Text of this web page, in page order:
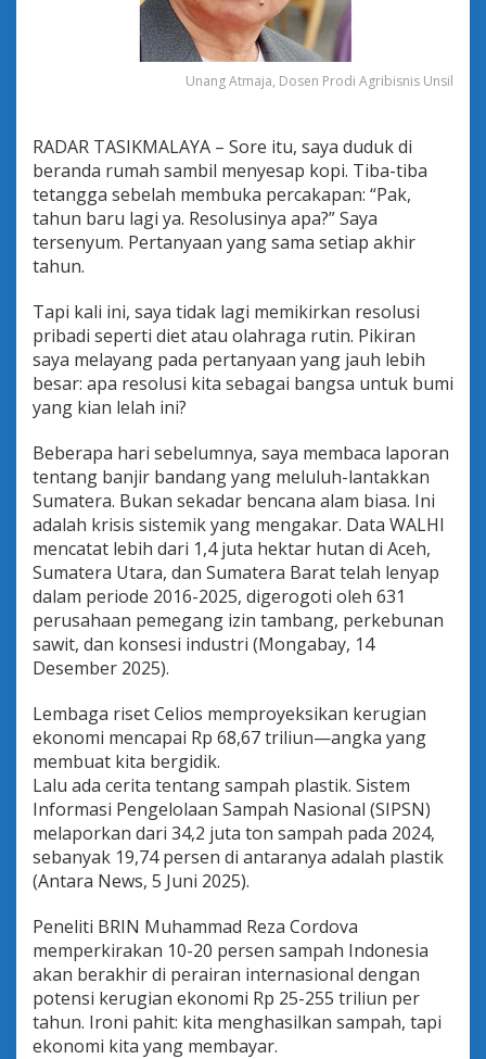
b
a
n
g
U
n
g
k
o
l
s
K
t
Unang Atmaja, Dosen Prodi Agribisnis Unsil
RADAR TASIKMALAYA – Sore itu, saya duduk di
beranda rumah sambil menyesap kopi. Tiba-tiba
tetangga sebelah membuka percakapan: “Pak,
tahun baru lagi ya. Resolusinya apa?” Saya
tersenyum. Pertanyaan yang sama setiap akhir
tahun.
Tapi kali ini, saya tidak lagi memikirkan resolusi
pribadi seperti diet atau olahraga rutin. Pikiran
saya melayang pada pertanyaan yang jauh lebih
besar: apa resolusi kita sebagai bangsa untuk bumi
yang kian lelah ini?
Beberapa hari sebelumnya, saya membaca laporan
tentang banjir bandang yang meluluh-lantakkan
Sumatera. Bukan sekadar bencana alam biasa. Ini
adalah krisis sistemik yang mengakar. Data WALHI
mencatat lebih dari 1,4 juta hektar hutan di Aceh,
Sumatera Utara, dan Sumatera Barat telah lenyap
dalam periode 2016-2025, digerogoti oleh 631
perusahaan pemegang izin tambang, perkebunan
sawit, dan konsesi industri (Mongabay, 14
Desember 2025).
Lembaga riset Celios memproyeksikan kerugian
ekonomi mencapai Rp 68,67 triliun—angka yang
membuat kita bergidik.
Lalu ada cerita tentang sampah plastik. Sistem
Informasi Pengelolaan Sampah Nasional (SIPSN)
melaporkan dari 34,2 juta ton sampah pada 2024,
sebanyak 19,74 persen di antaranya adalah plastik
(Antara News, 5 Juni 2025).
Peneliti BRIN Muhammad Reza Cordova
memperkirakan 10-20 persen sampah Indonesia
akan berakhir di perairan internasional dengan
potensi kerugian ekonomi Rp 25-255 triliun per
tahun. Ironi pahit: kita menghasilkan sampah, tapi
ekonomi kita yang membayar.